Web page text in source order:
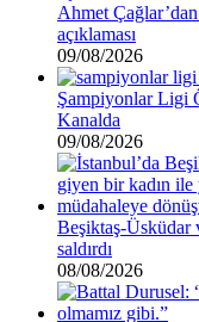
Ahmet
açıklaması
09/08/2026
Şampiyonlar Ligi
Kanalda
09/08/2026
Beşiktaş-Üsküdar
saldırdı
08/08/2026